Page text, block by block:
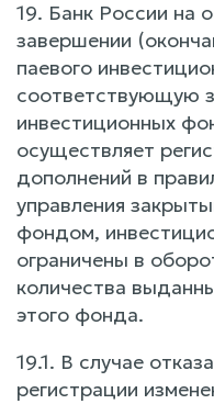
19. Банк России на
завершении
паевого
соответствующую
инвестиционных
осуществляет
дополнений в
управления
фондом,
ограничены в
количества
этого фонда.
19.1. В случае
регистрации